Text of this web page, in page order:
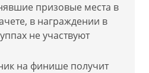
призовые места в
в награждении в
не участвуют
на финише получит